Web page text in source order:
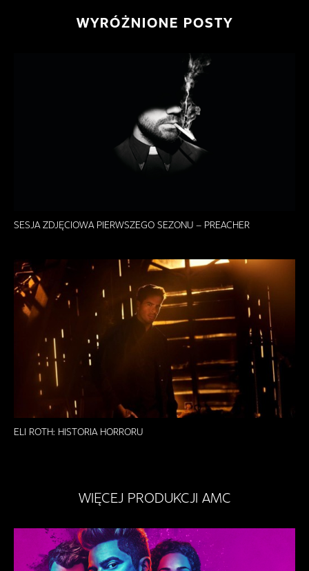
WYRÓŻNIONE POSTY
SESJA ZDJĘCIOWA PIERWSZEGO SEZONU – PREACHER
ELI ROTH: HISTORIA HORRORU
WIĘCEJ PRODUKCJI AMC